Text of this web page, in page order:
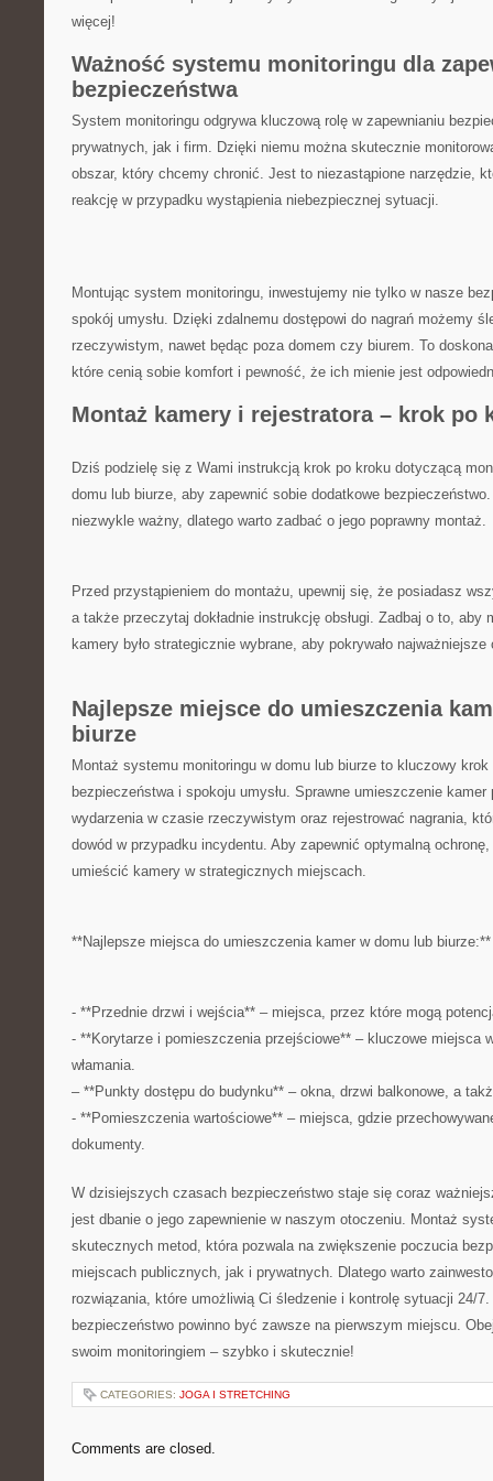
więcej!
Ważność ​systemu⁣ monitoringu dla
bezpieczeństwa
System monitoringu odgrywa kluczową⁣ rolę w‌ zapewnianiu
prywatnych, jak i firm. ⁢Dzięki niemu można skutecznie
⁤obszar, który chcemy chronić. Jest to niezastąpione narzędzie,
⁣reakcję w przypadku wystąpienia niebezpiecznej sytuacji.
Montując system monitoringu, inwestujemy nie tylko w ⁤nasze​
spokój​ umysłu. Dzięki zdalnemu dostępowi⁢ do ​nagrań ‍możemy
‌rzeczywistym, nawet będąc poza⁢ domem czy⁢ biurem. To‌
które cenią⁤ sobie komfort i pewność, że ich mienie jest
Montaż​ kamery i rejestratora – ​krok po
Dziś podzielę się​ z ‍Wami instrukcją krok po kroku⁣ dotyczącą
domu lub biurze,‌ aby zapewnić sobie dodatkowe
niezwykle ważny, ⁢dlatego​ warto⁤ zadbać o jego poprawny montaż.
Przed przystąpieniem do montażu, upewnij się, że posiadasz
a także przeczytaj dokładnie instrukcję obsługi. Zadbaj o to, ⁣aby
kamery ‍było strategicznie wybrane, aby pokrywało⁤
Najlepsze miejsce do umieszczenia
biurze
Montaż systemu‍ monitoringu w domu lub ⁣biurze to kluczowy krok
bezpieczeństwa i⁢ spokoju umysłu. Sprawne umieszczenie kamer
wydarzenia w ‍czasie ⁣rzeczywistym oraz ⁤rejestrować⁢ nagrania,
dowód w⁣ przypadku incydentu. ‌Aby zapewnić optymalną
umieścić kamery w⁣ strategicznych miejscach.
**Najlepsze‌ miejsca do umieszczenia kamer w domu lub biurze:**
-⁤ **Przednie drzwi i wejścia** ‌– miejsca, ​przez które ‌mogą
-⁣ **Korytarze i pomieszczenia‌ przejściowe**⁢ – kluczowe‌ miejsca
włamania.
– ⁢**Punkty dostępu do budynku** – ​okna, drzwi ​balkonowe, ⁢a
-​ **Pomieszczenia wartościowe** – ‌miejsca, gdzie
dokumenty.
W dzisiejszych czasach bezpieczeństwo staje się⁤ coraz
jest dbanie⁣ o jego zapewnienie w ⁣naszym otoczeniu. Montaż
skutecznych metod, która pozwala na zwiększenie poczucia
miejscach publicznych, jak i prywatnych. Dlatego ‌warto
rozwiązania, które umożliwią Ci śledzenie ‍i kontrolę sytuacji 24/
bezpieczeństwo powinno być zawsze na pierwszym miejscu.
swoim monitoringiem – szybko i skutecznie!
CATEGORIES: JOGA I STRETCHING
Comments are closed.